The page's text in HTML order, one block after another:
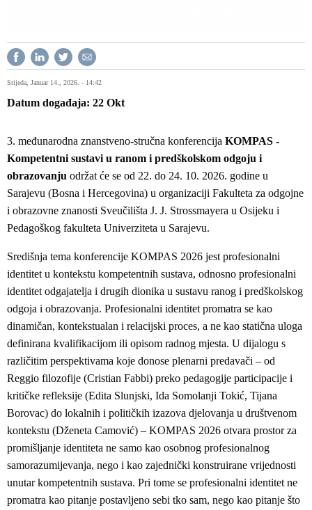
Srijeda, Januar 14., 2026. - 14:42
Datum događaja 22 Okt
3. međunarodna znanstveno-stručna konferencija KOMPAS -
Kompetentni sustavi u ranom i predškolskom odgoju i
obrazovanju održat će se od 22. do 24. 10. 2026. godine u
Sarajevu (Bosna i Hercegovina) u organizaciji Fakulteta za odgojne
i obrazovne znanosti Sveučilišta J. J. Strossmayera u Osijeku i
Pedagoškog fakulteta Univerziteta u Sarajevu.
Središnja tema konferencije KOMPAS 2026 jest profesionalni
identitet u kontekstu kompetentnih sustava, odnosno profesionalni
identitet odgajatelja i drugih dionika u sustavu ranog i predškolskog
odgoja i obrazovanja. Profesionalni identitet promatra se kao
dinamičan, kontekstualan i relacijski proces, a ne kao statična uloga
definirana kvalifikacijom ili opisom radnog mjesta. U dijalogu s
različitim perspektivama koje donose plenarni predavači – od
Reggio filozofije (Cristian Fabbi) preko pedagogije participacije i
kritičke refleksije (Edita Slunjski, Ida Somolanji Tokić, Tijana
Borovac) do lokalnih i političkih izazova djelovanja u društvenom
kontekstu (Dženeta Camović) – KOMPAS 2026 otvara prostor za
promišljanje identiteta ne samo kao osobnog profesionalnog
samorazumijevanja, nego i kao zajednički konstruirane vrijednosti
unutar kompetentnih sustava. Pri tome se profesionalni identitet ne
promatra kao pitanje postavljeno sebi tko sam, nego kao pitanje što